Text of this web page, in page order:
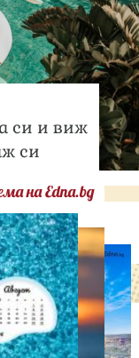
си и виж
си
на Edna.bg